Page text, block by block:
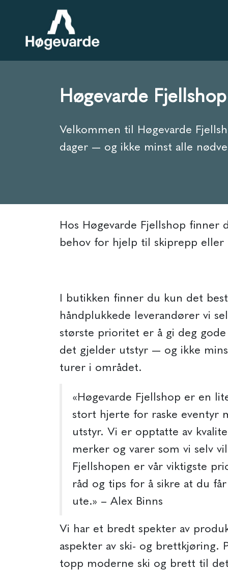
Høgevarde Fjellshop
Velkommen til Høgevarde
dager — og ikke minst alle
Hos Høgevarde Fjellshop
behov for hjelp til skiprepp eller
I butikken finner du kun det
håndplukkede leverandører vi
største prioritet er å gi deg
det gjelder utstyr — og ikke
turer i området.
«Høgevarde Fjellshop er en
stort hjerte for raske eventyr
utstyr. Vi er opptatte av
merker og varer som vi selv
Fjellshopen er vår viktigste
råd og tips for å sikre at du
ute.» – Alex Binns
Vi har et bredt spekter av
aspekter av ski- og brettkjøring.
topp moderne ski og brett til